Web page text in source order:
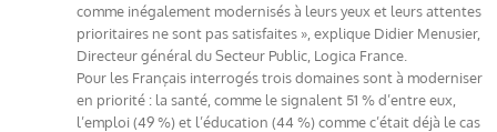
comme inégalement modernisés à leurs yeux et leurs attentes
prioritaires ne sont pas satisfaites », explique Didier Menusier,
Directeur général du Secteur Public, Logica France.
Pour les Français interrogés trois domaines sont à moderniser
en priorité : la santé, comme le signalent 51 % d’entre eux,
l’emploi (49 %) et l’éducation (44 %) comme c’était déjà le cas